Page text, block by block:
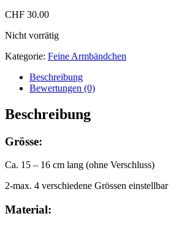
CHF 30.00
Nicht vorrätig
Kategorie: Feine Armbändchen
Beschreibung
Bewertungen (0)
Beschreibung
Grösse:
Ca. 15 – 16 cm lang (ohne Verschluss)
2-max. 4 verschiedene Grössen einstellbar
Material: